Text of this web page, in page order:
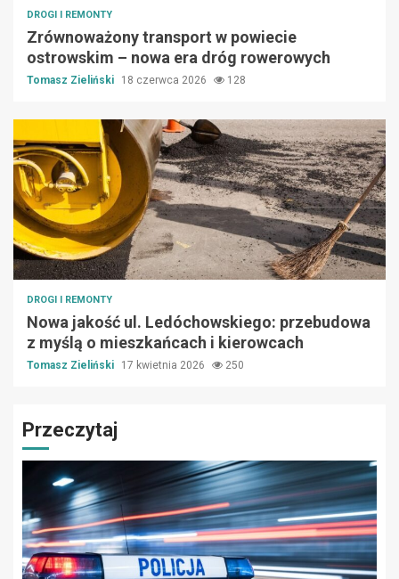
DROGI I REMONTY
Zrównoważony transport w powiecie
ostrowskim – nowa era dróg rowerowych
Tomasz Zieliński 18 czerwca 2026 128
DROGI I REMONTY
Nowa jakość ul. Ledóchowskiego: przebudowa
z myślą o mieszkańcach i kierowcach
Tomasz Zieliński 17 kwietnia 2026 250
Przeczytaj